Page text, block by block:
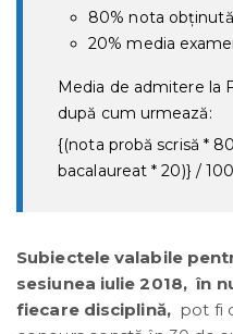
80% nota
20% media
Media de admitere la
după cum urmează:
{(nota probă scrisă *
bacalaureat * 20)} / 100
Subiectele valabile
sesiunea iulie 2018, în
fiecare disciplină, pot fi